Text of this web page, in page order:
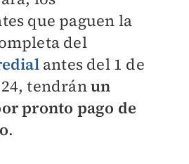
que paguen la
del
antes del 1 de
tendránun
pronto pago de
.